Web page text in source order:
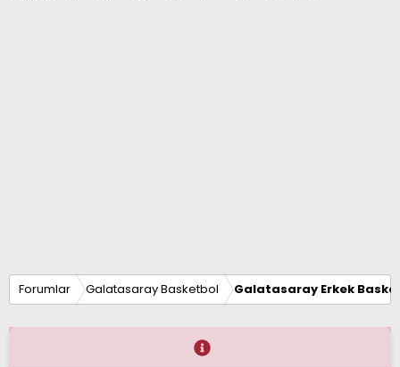
Forumlar Galatasaray Basketbol Galatasaray Erkek